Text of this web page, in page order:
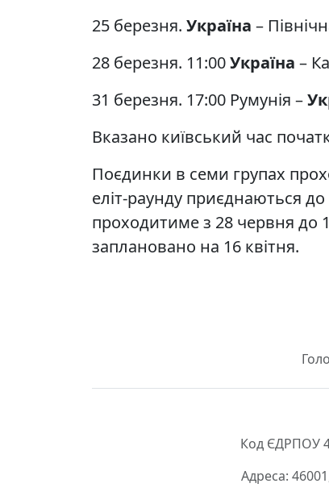
25 березня. Україна –
28 березня. 11:00Україна –
31 березня. 17:00 Румунія –
Вказано київський час
Поєдинки в семи групах
еліт-раунду приєднаються до
проходитиме з 28 червня до
заплановано на 16 квітня.
Код ЄДРПОУ
Адреса: